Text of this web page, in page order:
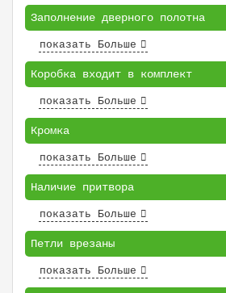
Заполнение дверного полотна
показать Больше
Коробка входит в комплект
показать Больше
Кромка
показать Больше
Наличие притвора
показать Больше
Петли врезаны
показать Больше